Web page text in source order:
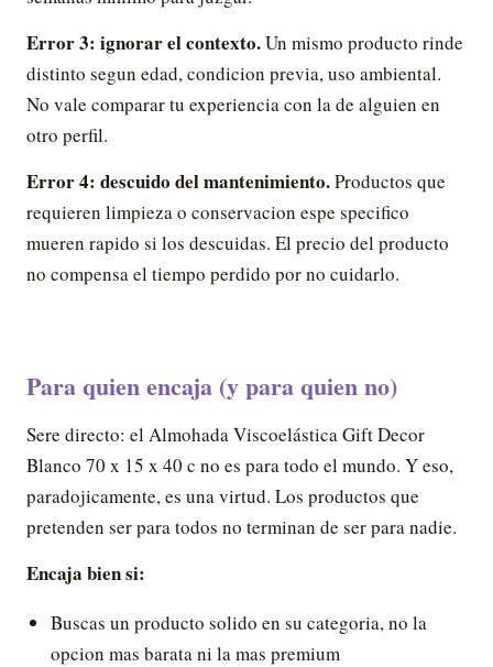
Error 3: ignorar el contexto.Un mismo producto rinde
distinto segun edad, condicion previa, uso ambiental.
No vale comparar tu experiencia con la de alguien en
otro perfil.
Error 4: descuido del mantenimiento.Productos que
requieren limpieza o conservacion espe specifico
mueren rapido si los descuidas. El precio del producto
no compensa el tiempo perdido por no cuidarlo.
Para quien encaja (y para quien no)
Sere directo: el Almohada Viscoelástica Gift Decor
Blanco 70 x 15 x 40 c no es para todo el mundo. Y eso,
paradojicamente, es una virtud. Los productos que
pretenden ser para todos no terminan de ser para nadie.
Encaja bien si:
Buscas un producto solido en su categoria, no la
opcion mas barata ni la mas premium